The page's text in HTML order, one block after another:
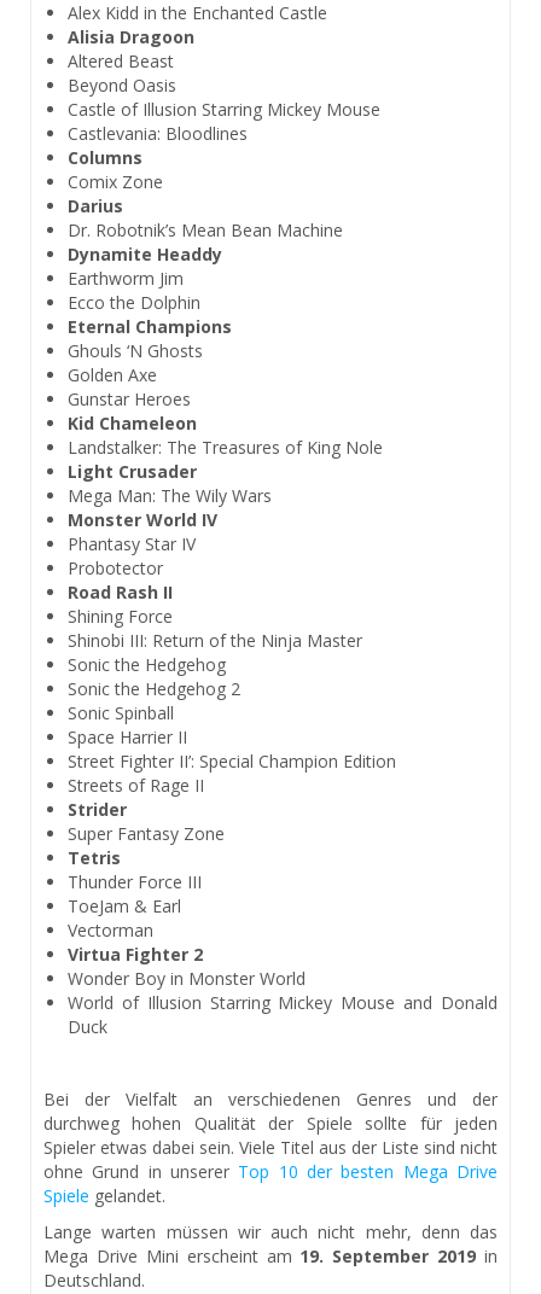
Alex Kidd in the Enchanted Castle
Alisia Dragoon
Altered Beast
Beyond Oasis
Castle of Illusion Starring Mickey Mouse
Castlevania: Bloodlines
Columns
Comix Zone
Darius
Dr. Robotnik’s Mean Bean Machine
Dynamite Headdy
Earthworm Jim
Ecco the Dolphin
Eternal Champions
Ghouls ‘N Ghosts
Golden Axe
Gunstar Heroes
Kid Chameleon
Landstalker: The Treasures of King Nole
Light Crusader
Mega Man: The Wily Wars
Monster World IV
Phantasy Star IV
Probotector
Road Rash II
Shining Force
Shinobi III: Return of the Ninja Master
Sonic the Hedgehog
Sonic the Hedgehog 2
Sonic Spinball
Space Harrier II
Street Fighter II’: Special Champion Edition
Streets of Rage II
Strider
Super Fantasy Zone
Tetris
Thunder Force III
ToeJam & Earl
Vectorman
Virtua Fighter 2
Wonder Boy in Monster World
World of Illusion Starring Mickey Mouse and Donald
Duck
Bei der Vielfalt an verschiedenen Genres und der
durchweg hohen Qualität der Spiele sollte für jeden
Spieler etwas dabei sein. Viele Titel aus der Liste sind nicht
ohne Grund in unserer Top 10 der besten Mega Drive
Spiele gelandet.
Lange warten müssen wir auch nicht mehr, denn das
Mega Drive Mini erscheint am 19. September 2019 in
Deutschland.